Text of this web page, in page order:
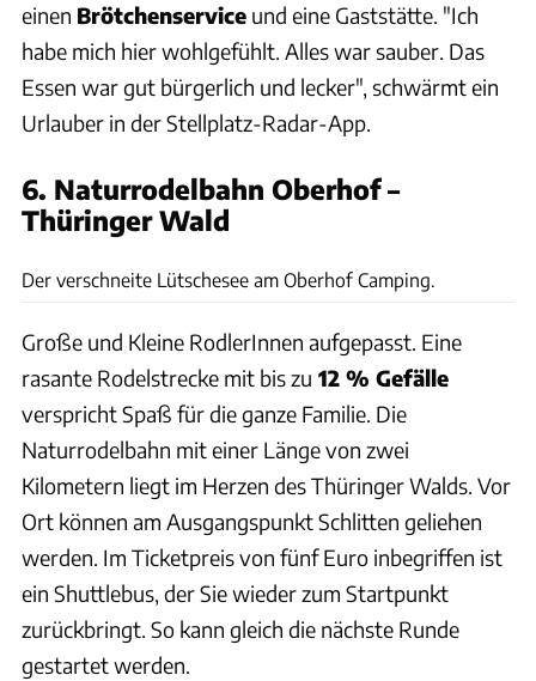
einen Brötchenservice und eine Gaststätte. "Ich
habe mich hier wohlgefühlt. Alles war sauber. Das
Essen war gut bürgerlich und lecker", schwärmt ein
Urlauber in der Stellplatz-Radar-App.
6. Naturrodelbahn Oberhof –
Thüringer Wald
Der verschneite Lütschesee am Oberhof Camping.
Große und Kleine RodlerInnen aufgepasst. Eine
rasante Rodelstrecke mit bis zu 12 % Gefälle
verspricht Spaß für die ganze Familie. Die
Naturrodelbahn mit einer Länge von zwei
Kilometern liegt im Herzen des Thüringer Walds. Vor
Ort können am Ausgangspunkt Schlitten geliehen
werden. Im Ticketpreis von fünf Euro inbegriffen ist
ein Shuttlebus, der Sie wieder zum Startpunkt
zurückbringt. So kann gleich die nächste Runde
gestartet werden.